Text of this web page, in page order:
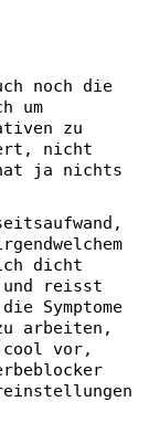
noch die
um
zu
nicht
ja nichts
dicht
und reisst
Symptome
arbeiten,
cool vor,